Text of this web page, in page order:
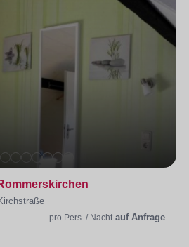
pro Pers. / Nacht auf Anfrage